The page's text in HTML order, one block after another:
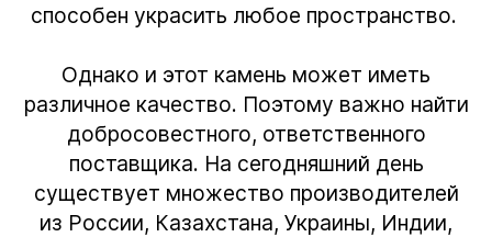
способен украсить любое пространство.
Однако и этот камень может иметь
различное качество. Поэтому важно найти
добросовестного, ответственного
поставщика. На сегодняшний день
существует множество производителей
из России, Казахстана, Украины, Индии,